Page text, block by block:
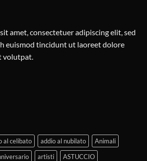
amet, consectetuer adipiscing elit, sed
euismod tincidunt ut laoreet dolore
volutpat.
al celibato addio al nubilato
Animali
artisti
ASTUCCIO